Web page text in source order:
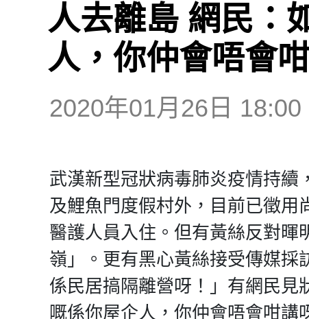
人去離島 網民：
人，你仲會唔會
2020年01月26日 18:00
武漢新型冠狀病毒肺炎疫情持續
及鯉魚門度假村外，目前已徵用
醫護人員入住。但有黃絲反對暉
嶺」。更有黑心黃絲接受傳媒採
係民居搞隔離營呀！」有網民見
嘅係你屋企人，你仲會唔會咁講